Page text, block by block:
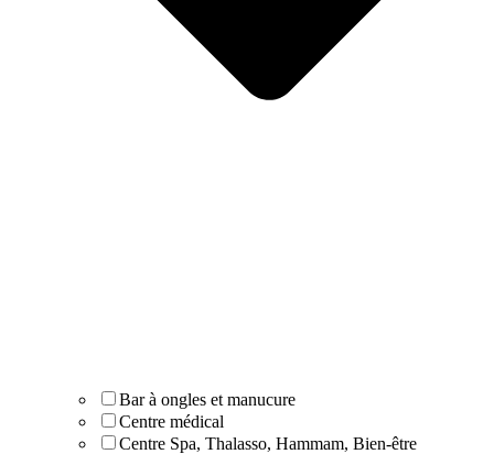
Bar à ongles et manucure
Centre médical
Centre Spa, Thalasso, Hammam, Bien-être